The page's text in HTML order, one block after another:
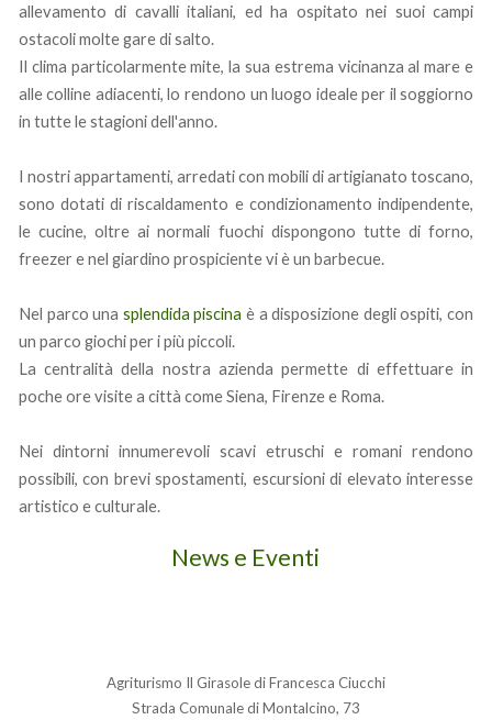
allevamento di cavalli italiani, ed ha ospitato nei suoi campi
ostacoli molte gare di salto.
Il clima particolarmente mite, la sua estrema vicinanza al mare e
alle colline adiacenti, lo rendono un luogo ideale per il soggiorno
in tutte le stagioni dell'anno.
I nostri appartamenti, arredati con mobili di artigianato toscano,
sono dotati di riscaldamento e condizionamento indipendente,
le cucine, oltre ai normali fuochi dispongono tutte di forno,
freezer e nel giardino prospiciente vi è un barbecue.
Nel parco una splendida piscina è a disposizione degli ospiti, con
un parco giochi per i più piccoli.
La centralità della nostra azienda permette di effettuare in
poche ore visite a città come Siena, Firenze e Roma.
Nei dintorni innumerevoli scavi etruschi e romani rendono
possibili, con brevi spostamenti, escursioni di elevato interesse
artistico e culturale.
News e Eventi
Agriturismo Il Girasole di Francesca Ciucchi
Strada Comunale di Montalcino, 73